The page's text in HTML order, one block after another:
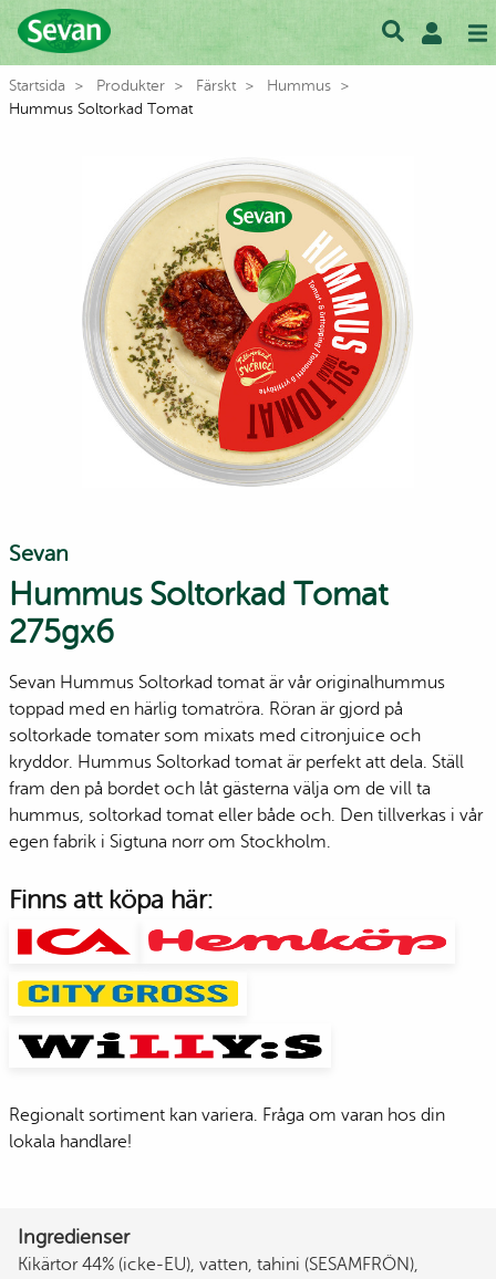
Startsida Produkter Färskt
Hummus
Hummus Soltorkad Tomat
Sevan
Hummus Soltorkad Tomat
275gx6
Sevan Hummus Soltorkad tomat är vår originalhummus
toppad med en härlig tomatröra. Röran är gjord på
soltorkade tomater som mixats med citronjuice och
kryddor. Hummus Soltorkad tomat är perfekt att dela. Ställ
fram den på bordet och låt gästerna välja om de vill ta
hummus, soltorkad tomat eller både och. Den tillverkas i vår
egen fabrik i Sigtuna norr om Stockholm.
Finns att köpa här:
Regionalt sortiment kan variera. Fråga om varan hos din
lokala handlare!
Ingredienser
Kikärtor 44% (icke-EU), vatten, tahini (SESAMFRÖN),